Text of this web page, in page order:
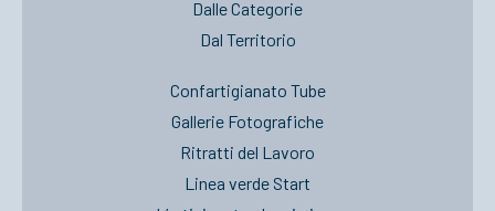
Dalle Categorie
Dal Territorio
Confartigianato Tube
Gallerie Fotografiche
Ritratti del Lavoro
Linea verde Start